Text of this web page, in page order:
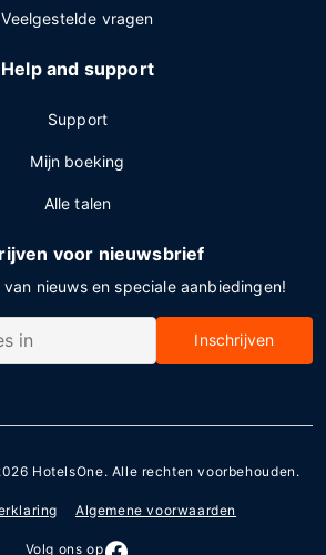
Veelgestelde vragen
Help and support
Support
Mijn boeking
Alle talen
voor nieuwsbrief
nieuws en speciale aanbiedingen!
Inschrijven
HotelsOne. Alle rechten voorbehouden.
Algemene voorwaarden
Volg ons op